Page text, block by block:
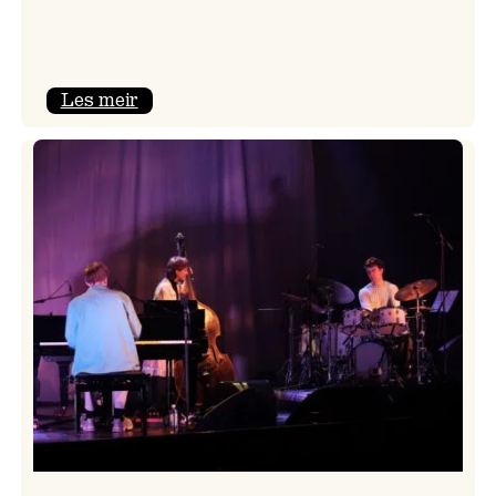
Les meir: